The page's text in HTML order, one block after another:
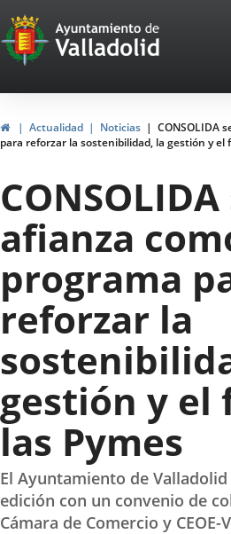
Portal
Web
del
Ayuntamiento
de
Valladolid
InicioActualidad Noticias
CONSOLIDA
para reforzar la sostenibilidad, la gestión y el
CONSOLIDA
afianza
programa
reforzar la
gestión y el
las Pymes
El Ayuntamiento de
edición con un convenio de
Cámara de Comercio y CEOE-